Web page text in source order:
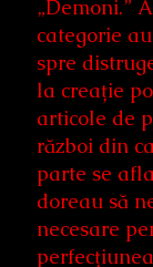
„Demoni.”
categorie
spre
la creație
articole de
război din
parte se
doreau să
necesare